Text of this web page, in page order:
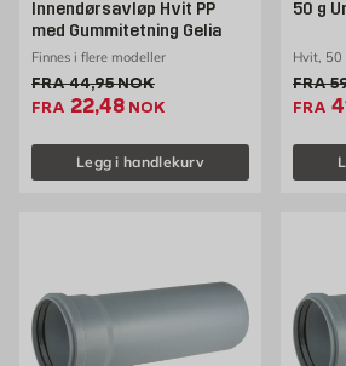
Innendørsavløp Hvit PP
med Gummitetning Gelia
Finnes i flere modeller
FRAGammel pris 44.95 NOK /stk
44,95NOK
FRA Ekstrapris 22.48 NOK /stk
22,48 NOK
Legg i handlekurv
50 g
Hvit, 50
FRA
FRA